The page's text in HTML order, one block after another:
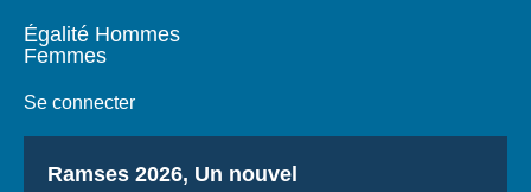
Égalité Hommes
Femmes
Se connecter
Titre
Ramses 2026, Un nouvel